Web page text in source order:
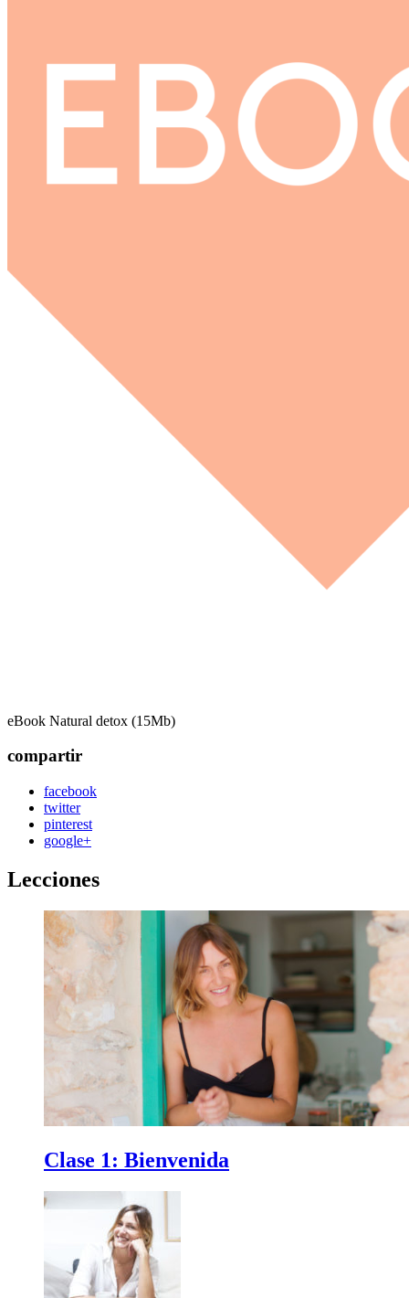
eBook Natural detox (15Mb)
compartir
facebook
twitter
pinterest
google+
Lecciones
Clase 1: Bienvenida